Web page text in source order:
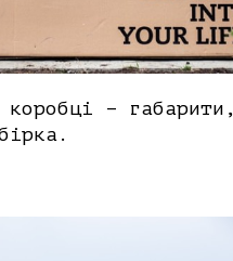
коробці – габарити,